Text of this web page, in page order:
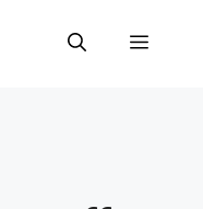
Menu